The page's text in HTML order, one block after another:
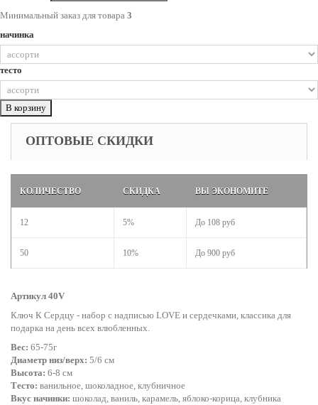
Минимальный заказ для товара 3
начинка
тесто
В корзину
ОПТОВЫЕ СКИДКИ
КОЛИЧЕСТВО СКИДКА ВЫ ЭКОНОМИТЕ
12 5% До 108 руб
50 10% До 900 руб
Артикул 40V
Ключ К Сердцу - набор с надписью LOVE и сердечками, классика для
подарка на день всех влюбленных.
Вес: 65-75г
Диаметр низ/верх: 5/6 см
Высота: 6-8 см
Тесто: ванильное, шоколадное, клубничное
Вкус начинки: шоколад, ваниль, карамель, яблоко-корица, клубника